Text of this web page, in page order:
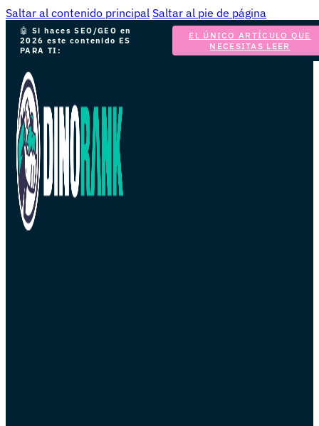
Saltar al contenido principal Saltar al pie de página
🤖 Si haces SEO/GEO en
2026 este contenido ES
PARA TI:
EL ÚNICO ARTÍCULO QUE
NECESITAS LEER